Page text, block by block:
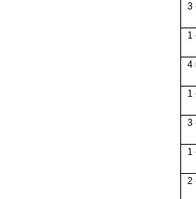
3
1
4
1
3
1
2